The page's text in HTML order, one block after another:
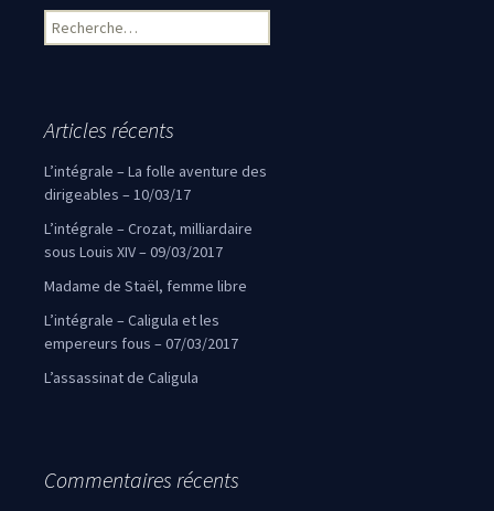
Rechercher :
Articles récents
L’intégrale – La folle aventure des
dirigeables – 10/03/17
L’intégrale – Crozat, milliardaire
sous Louis XIV – 09/03/2017
Madame de Staël, femme libre
L’intégrale – Caligula et les
empereurs fous – 07/03/2017
L’assassinat de Caligula
Commentaires récents